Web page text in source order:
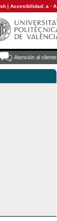
| Accesibilidad: a · A
Atención al cliente